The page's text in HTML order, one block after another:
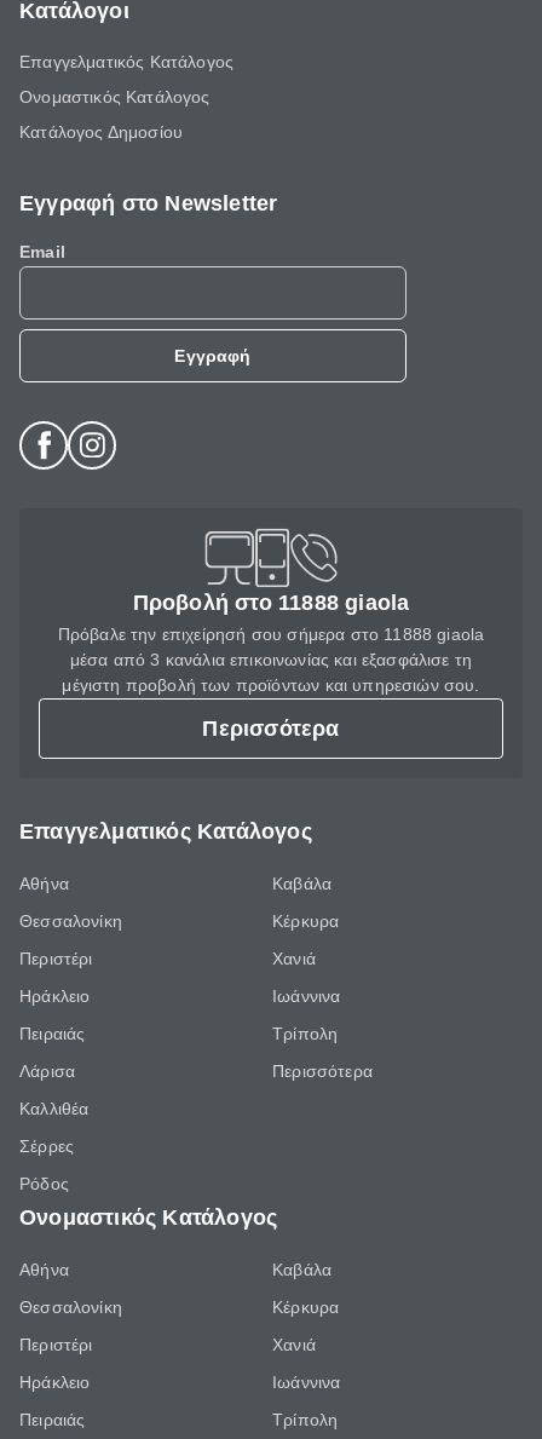
Κατάλογοι
Επαγγελματικός Κατάλογος
Ονομαστικός Κατάλογος
Κατάλογος Δημοσίου
Εγγραφή στο Newsletter
Email
Εγγραφή
Προβολή στο 11888 giaola
Πρόβαλε την επιχείρησή σου σήμερα στο 11888 giaola
μέσα από 3 κανάλια επικοινωνίας και εξασφάλισε τη
μέγιστη προβολή των προϊόντων και υπηρεσιών σου.
Περισσότερα
Επαγγελματικός Κατάλογος
Αθήνα
Θεσσαλονίκη
Περιστέρι
Ηράκλειο
Πειραιάς
Λάρισα
Καλλιθέα
Σέρρες
Ρόδος
Καβάλα
Κέρκυρα
Χανιά
Ιωάννινα
Τρίπολη
Περισσότερα
Ονομαστικός Κατάλογος
Αθήνα
Θεσσαλονίκη
Περιστέρι
Ηράκλειο
Πειραιάς
Καβάλα
Κέρκυρα
Χανιά
Ιωάννινα
Τρίπολη